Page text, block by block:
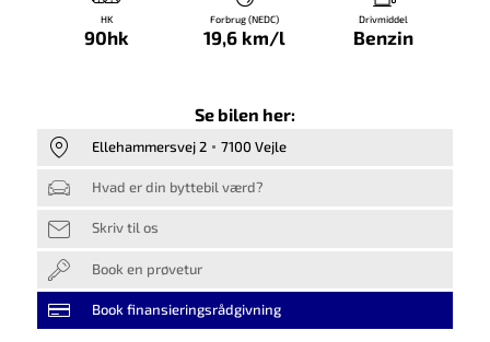
HK
90hk
Forbrug (NEDC)
19,6 km/l
Drivmiddel
Benzin
Se bilen her:
Ellehammersvej 2 7100 Vejle
Hvad er din byttebil værd?
Skriv til os
Book en prøvetur
Book finansieringsrådgivning